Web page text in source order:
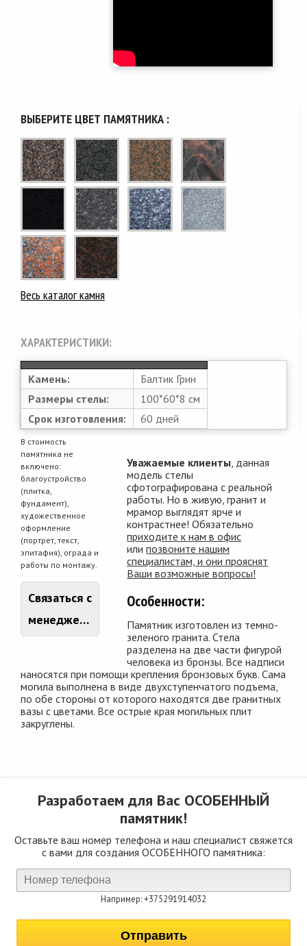
ВЫБЕРИТЕ ЦВЕТ ПАМЯТНИКА :
Весь каталог камня
ХАРАКТЕРИСТИКИ:
Камень:
Балтик Грин
Размеры стелы:
100*60*8 см
Срок изготовления:
60 дней
В стоимость
памятника не
включено:
благоустройство
(плитка,
фундамент),
художественное
оформление
(портрет, текст,
эпитафия), ограда и
работы по монтажу.
Связаться с
менеджером
Уважаемые клиенты , данная
модель стелы
сфотографирована с реальной
работы. Но в живую, гранит и
мрамор выглядят ярче и
контрастнее! Обязательно
приходите к нам в офис
илипозвоните нашим
специалистам, и они прояснят
Ваши возможные вопросы!
Особенности:
Памятник изготовлен из темно-
зеленого гранита. Стела
разделена на две части фигурой
человека из бронзы. Все надписи
наносятся при помощи крепления бронзовых букв. Сама
могила выполнена в виде двухступенчатого подъема,
по обе стороны от которого находятся две гранитных
вазы с цветами. Все острые края могильных плит
закруглены.
Разработаем для Вас ОСОБЕННЫЙ
памятник!
Оставьте ваш номер телефона и наш специалист свяжется
с вами для создания ОСОБЕННОГО памятника:
Например: +375291914032